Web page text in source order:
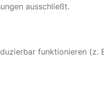
ausschließt.
funktionieren (z.